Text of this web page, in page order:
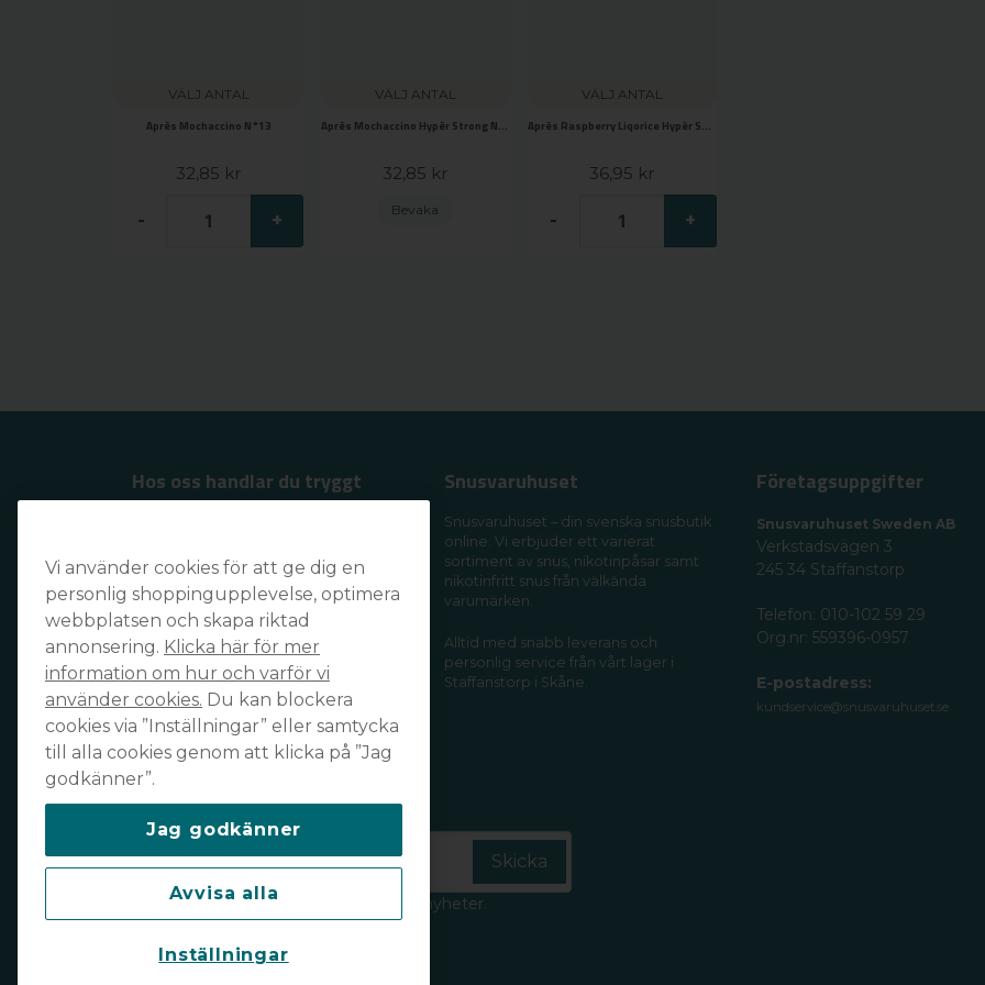
VÄLJ ANTAL
Après Mochaccino N°13
32,85 kr
- +
VÄLJ ANTAL
Après Mochaccino Hypèr Strong N°13
32,85 kr
Bevaka
VÄLJ ANTAL
Après Raspberry Liqorice Hypèr Strong N°8
36,95 kr
- +
Hos oss handlar du tryggt
av din favoritleverantör!
Snusvaruhuset
Snusvaruhuset – din svenska snusbutik
online. Vi erbjuder ett varierat
sortiment av snus, nikotinpåsar samt
nikotinfritt snus från välkända
varumärken.
Alltid med snabb leverans och
personlig service från vårt lager i
Staffanstorp i Skåne.
Företagsuppgifter
Snusvaruhuset Sweden AB
Verkstadsvägen 3
245 34 Staffanstorp
Telefon: 010-102 59 29
Org.nr: 559396-0957
E-postadress:
kundservice@snusvaruhuset.se
Prenumerera på vårt nyhetsbrev
email
Mejladress Skicka
Håll dig uppdaterad och ta del av våra nyheter.
Läs vår integritetspolicyhär.
Vi använder cookies för att ge dig en
personlig shoppingupplevelse, optimera
webbplatsen och skapa riktad
annonsering. Klicka här för mer
information om hur och varför vi
använder cookies. Du kan blockera
cookies via ”Inställningar” eller samtycka
till alla cookies genom att klicka på ”Jag
godkänner”.
Jag godkänner
Avvisa alla
Inställningar